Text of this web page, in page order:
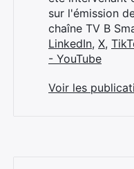
sur l'émission
chaîne TV B
LinkedIn, X,
- YouTube
Voir les